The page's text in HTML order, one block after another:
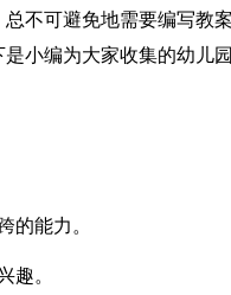
不可避免地需要编写教
小编为大家收集的幼儿
的能力。
趣。